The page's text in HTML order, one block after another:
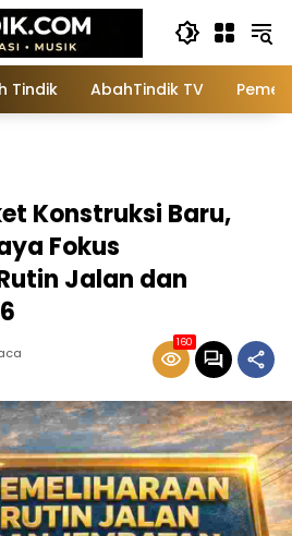
Tindik AbahTindik TV
Konstruksi Baru,
Fokus
Jalan dan
160